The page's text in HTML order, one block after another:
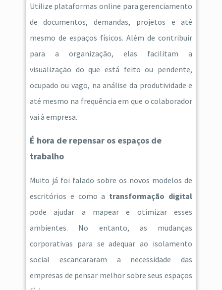
Utilize plataformas online para gerenciamento
de documentos, demandas, projetos e até
mesmo de espaços físicos. Além de contribuir
para a organização, elas facilitam a
visualização do que está feito ou pendente,
ocupado ou vago, na análise da produtividade e
até mesmo na frequência em que o colaborador
vai à empresa.
É hora de repensar os espaços de
trabalho
Muito já foi falado sobre os novos modelos de
escritórios e como a transformação digital
pode ajudar a mapear e otimizar esses
ambientes. No entanto, as mudanças
corporativas para se adequar ao isolamento
social escancararam a necessidade das
empresas de pensar melhor sobre seus espaços